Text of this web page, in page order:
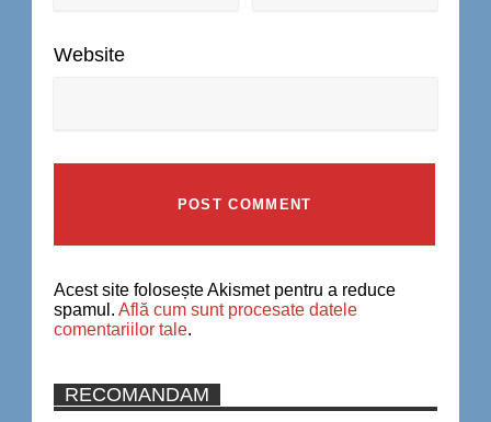
Website
Acest site folosește Akismet pentru a reduce
spamul. Află cum sunt procesate datele
comentariilor tale.
RECOMANDAM